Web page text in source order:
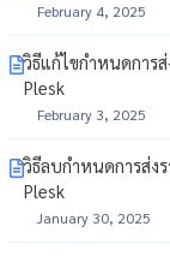
February 4, 2025
วิธีแก้ไขกำหนดการ
Plesk
February 3, 2025
วิธีลบกำหนดการส่ง
Plesk
January 30, 2025